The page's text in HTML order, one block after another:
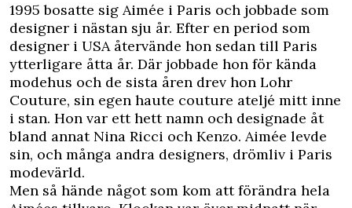
1995 bosatte sig Aimée i Paris och jobbade som
designer i nästan sju år. Efter en period som
designer i USA återvände hon sedan till Paris
ytterligare åtta år. Där jobbade hon för kända
modehus och de sista åren drev hon Lohr
Couture, sin egen haute couture ateljé mitt inne
i stan. Hon var ett hett namn och designade åt
bland annat Nina Ricci och Kenzo. Aimée levde
sin, och många andra designers, drömliv i Paris
modevärld.
Men så hände något som kom att förändra hela